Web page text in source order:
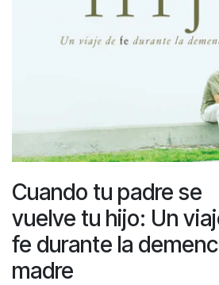
Cuando tu padre se
vuelve tu hijo: Un
fe durante la
madre